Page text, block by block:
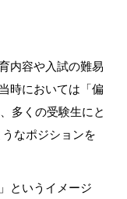
内容や入試の難易
時においては「偏
多くの受験生にと
なポジションを
というイメージ